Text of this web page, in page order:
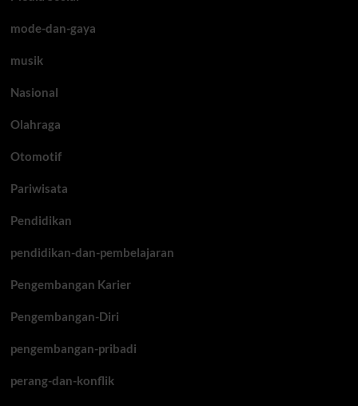
mode-dan-gaya
musik
Nasional
Olahraga
Otomotif
Pariwisata
Pendidikan
pendidikan-dan-pembelajaran
Pengembangan Karier
Pengembangan-Diri
pengembangan-pribadi
perang-dan-konflik